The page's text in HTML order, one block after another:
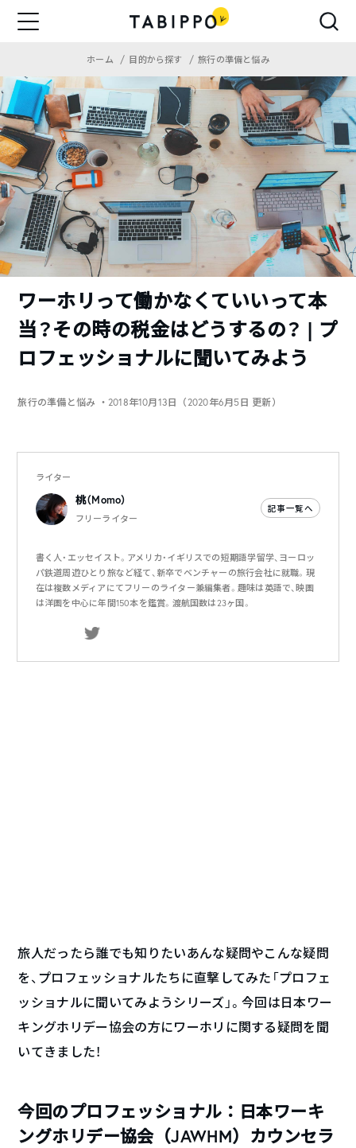
ホーム 目的から探す 旅行の準備と悩み
ワーホリって働かなくていいって本
当？その時の税金はどうするの？ | プ
ロフェッショナルに聞いてみよう
旅行の準備と悩み ・2018年10月13日（2020年6月5日 更新）
ライター
桃（Momo）
フリーライター
記事一覧へ
書く人・エッセイスト。アメリカ・イギリスでの短期語学留学、ヨーロッ
パ鉄道周遊ひとり旅など経て、新卒でベンチャーの旅行会社に就職。現
在は複数メディアにてフリーのライター兼編集者。趣味は英語で、映画
は洋画を中心に年間150本を鑑賞。渡航国数は23ヶ国。
旅人だったら誰でも知りたいあんな疑問やこんな疑問
を、プロフェッショナルたちに直撃してみた「プロフェ
ッショナルに聞いてみようシリーズ」。今回は日本ワー
キングホリデー協会の方にワーホリに関する疑問を聞
いてきました！
今回のプロフェッショナル：日本ワーキ
ングホリデー協会（JAWHM）カウンセラ